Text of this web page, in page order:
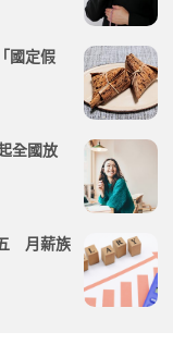
國定假
全國放
月薪族